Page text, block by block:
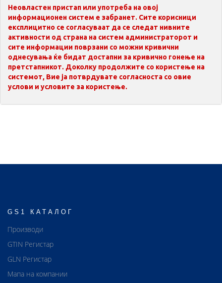
Неовластен пристап или употреба на овој
информационен систем е забранет. Сите корисници
експлицитно се согласуваат да се следат нивните
активности од страна на систем администраторот и
сите информации поврзани со можни кривични
однесувања ќе бидат достапни за кривично гонење на
претстапникот. Доколку продолжите со користење на
системот, Вие ја потврдувате согласноста со овие
услови и условите за користење.
GS1 КАТАЛОГ
Производи
GTIN Регистар
GLN Регистар
Мапа на компании